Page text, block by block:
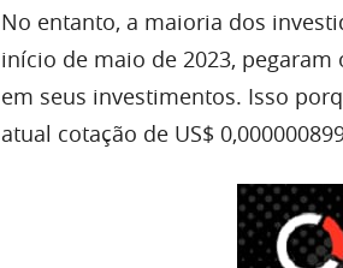
No entanto, a maioria dos
início de maio de 2023,
em seus investimentos. Isso
atual cotação de US$